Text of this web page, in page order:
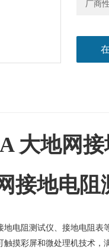
厂商
大地网
电阻测试仪、接地电阻
摸彩屏和微处理机技术